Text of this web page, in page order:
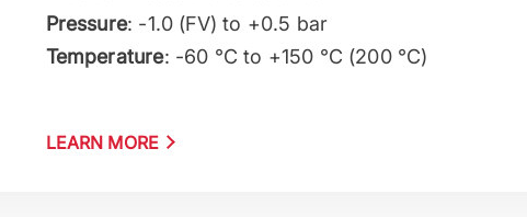
Pressure: -1.0 (FV) to +0.5 bar
Temperature: -60 °C to +150 °C (200 °C)
LEARN MORE